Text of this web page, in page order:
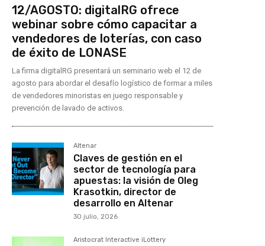
12/AGOSTO: digitalRG ofrece
webinar sobre cómo capacitar a
vendedores de loterías, con caso
de éxito de LONASE
La firma digitalRG presentará un seminario web el 12 de
agosto para abordar el desafío logístico de formar a miles
de vendedores minoristas en juego responsable y
prevención de lavado de activos.
Altenar
Claves de gestión en el
sector de tecnología para
apuestas: la visión de Oleg
Krasotkin, director de
desarrollo en Altenar
30 julio, 2026
Aristocrat Interactive iLottery